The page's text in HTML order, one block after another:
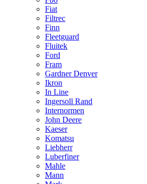
Fiat
Filtrec
Finn
Fleetguard
Fluitek
Ford
Fram
Gardner Denver
Ikron
In Line
Ingersoll Rand
Internormen
John Deere
Kaeser
Komatsu
Liebherr
Luberfiner
Mahle
Mann